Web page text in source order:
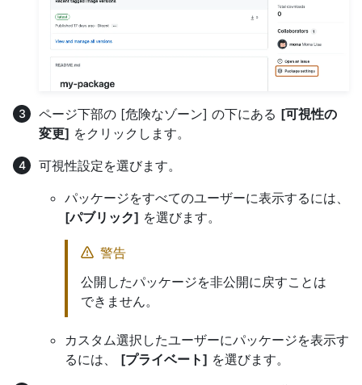
ページ下部の [危険なゾーン] の下にある [可視性の
変更] をクリックします。
可視性設定を選びます。
パッケージをすべてのユーザーに表示するには、
[パブリック] を選びます。
警告
公開したパッケージを非公開に戻すことは
できません。
カスタム選択したユーザーにパッケージを表示す
るには、 [プライベート] を選びます。